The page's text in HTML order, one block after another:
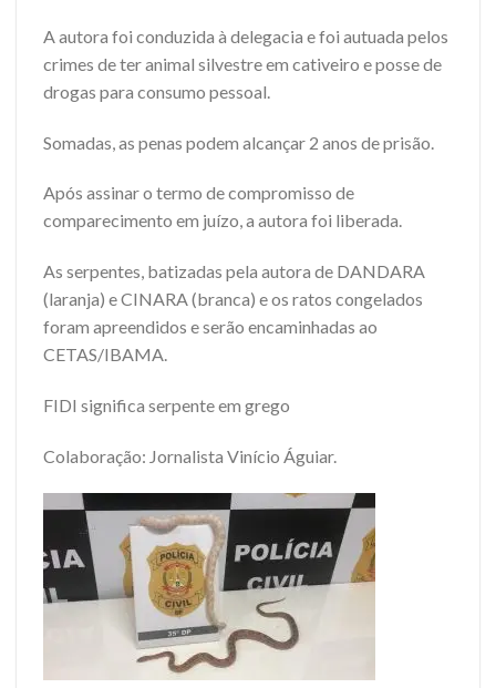
A autora foi conduzida à delegacia e foi autuada pelos
crimes de ter animal silvestre em cativeiro e posse de
drogas para consumo pessoal.
Somadas, as penas podem alcançar 2 anos de prisão.
Após assinar o termo de compromisso de
comparecimento em juízo, a autora foi liberada.
As serpentes, batizadas pela autora de DANDARA
(laranja) e CINARA (branca) e os ratos congelados
foram apreendidos e serão encaminhadas ao
CETAS/IBAMA.
FIDI significa serpente em grego
Colaboração: Jornalista Vinício Águiar.